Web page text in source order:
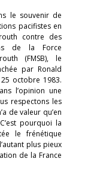
le souvenir de
pacifistes en
contre des
de la Force
(FMSB), le
par Ronald
octobre 1983.
l’opinion une
respectons les
de valeur qu’en
pourquoi la
le frénétique
plus pieux
de la France